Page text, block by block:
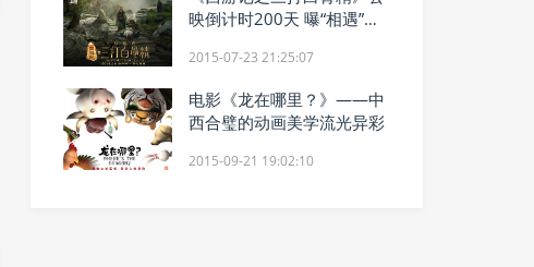
映倒计时200天 曝“相遇”版
2015-07-23 21:25:07
电影《龙在哪里？》——中
西合璧的动画美学流光异彩
2015-09-21 19:02:10